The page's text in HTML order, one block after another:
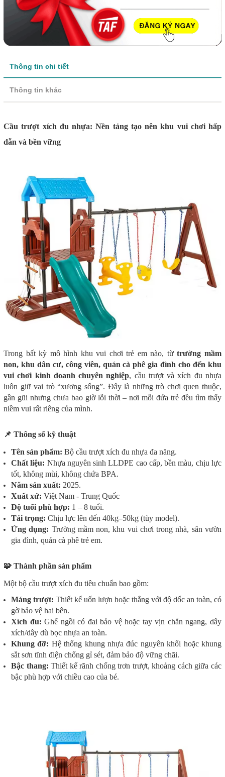
Thông tin chi tiết
Thông tin khác
Cầu trượt xích đu nhựa: Nền tảng tạo nên khu vui chơi hấp
dẫn và bền vững
Trong bất kỳ mô hình khu vui chơi trẻ em nào, từtrường mầm
non, khu dân cư, công viên, quán cà phê gia đình cho đến khu
vui chơi kinh doanh chuyên nghiệp, cầu trượt và xích đu nhựa
luôn giữ vai trò “xương sống”. Đây là những trò chơi quen thuộc,
gần gũi nhưng chưa bao giờ lỗi thời – nơi mỗi đứa trẻ đều tìm thấy
niềm vui rất riêng của mình.
📌 Thông số kỹ thuật
Tên sản phẩm: Bộ cầu trượt xích đu nhựa đa năng.
Chất liệu: Nhựa nguyên sinh LLDPE cao cấp, bền màu, chịu lực
tốt, không mùi, không chứa BPA.
Năm sản xuất: 2025.
Xuất xứ: Việt Nam - Trung Quốc
Độ tuổi phù hợp: 1 – 8 tuổi.
Tải trọng: Chịu lực lên đến 40kg–50kg (tùy model).
Ứng dụng: Trường mầm non, khu vui chơi trong nhà, sân vườn
gia đình, quán cà phê trẻ em.
🧩 Thành phần sản phẩm
Một bộ cầu trượt xích đu tiêu chuẩn bao gồm:
Máng trượt: Thiết kế uốn lượn hoặc thẳng với độ dốc an toàn, có
gờ bảo vệ hai bên.
Xích đu: Ghế ngồi có đai bảo vệ hoặc tay vịn chắn ngang, dây
xích/dây dù bọc nhựa an toàn.
Khung đỡ: Hệ thống khung nhựa đúc nguyên khối hoặc khung
sắt sơn tĩnh điện chống gỉ sét, đảm bảo độ vững chãi.
Bậc thang: Thiết kế rãnh chống trơn trượt, khoảng cách giữa các
bậc phù hợp với chiều cao của bé.